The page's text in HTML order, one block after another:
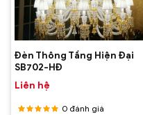
Đèn Thông Tầng Hiện Đại
SB702-HĐ
Liên hệ
0 đánh giá